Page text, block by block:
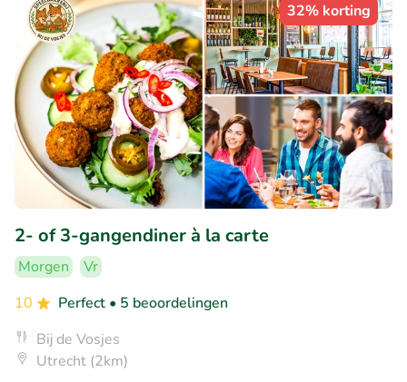
32% korting
2- of 3-gangendiner à la carte
Morgen
Vr
10
Perfect • 5 beoordelingen
Bij de Vosjes
Utrecht (2km)